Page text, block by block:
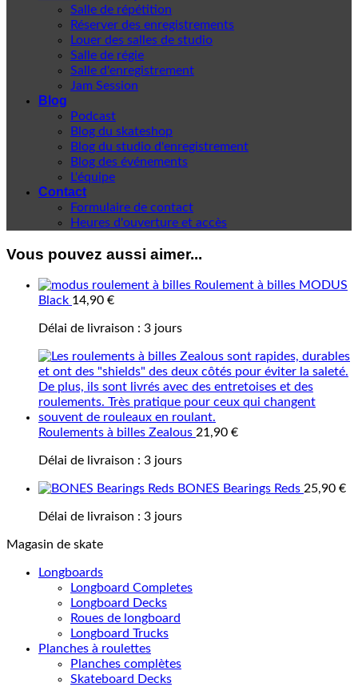
Salle de répétition
Réserver des enregistrements
Louer des salles de studio
Salle de régie
Salle d'enregistrement
Jam Session
Blog
Podcast
Blog du skateshop
Blog du studio d'enregistrement
Blog des événements
L'équipe
Contact
Formulaire de contact
Heures d'ouverture et accès
Vous pouvez aussi aimer...
Roulement à billes MODUS
Black 14,90 €
Délai de livraison : 3 jours
Roulements à billes Zealous 21,90 €
Délai de livraison : 3 jours
BONES Bearings Reds 25,90 €
Délai de livraison : 3 jours
Magasin de skate
Longboards
Longboard Completes
Longboard Decks
Roues de longboard
Longboard Trucks
Planches à roulettes
Planches complètes
Skateboard Decks